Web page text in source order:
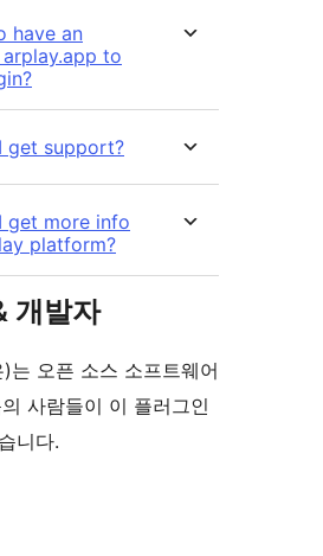
have an
to
get support?
get more info
platform?
개발자
)는 오픈 소스 소프트웨어
사람들이 이 플러그인
니다.